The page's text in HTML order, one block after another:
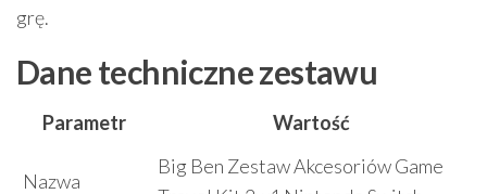
grę.
Dane techniczne zestawu
Parametr Wartość
Nazwa
Big Ben Zestaw Akcesoriów Game